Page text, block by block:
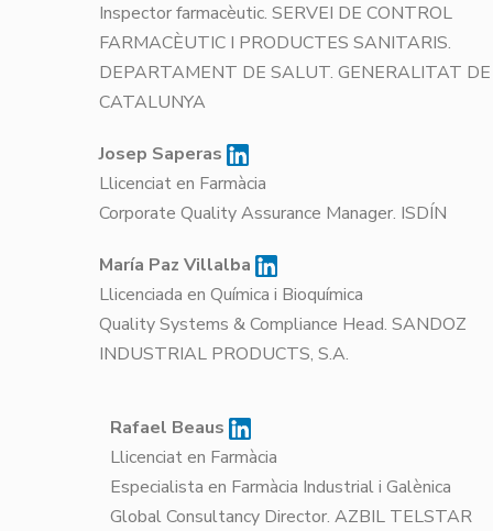
Inspector farmacèutic. SERVEI DE CONTROL
FARMACÈUTIC I PRODUCTES SANITARIS.
DEPARTAMENT DE SALUT. GENERALITAT DE
CATALUNYA
Josep Saperas
Llicenciat en Farmàcia
Corporate Quality Assurance Manager. ISDÍN
María Paz Villalba
Llicenciada en Química i Bioquímica
Quality Systems & Compliance Head. SANDOZ
INDUSTRIAL PRODUCTS, S.A.
Rafael Beaus
Llicenciat en Farmàcia
Especialista en Farmàcia Industrial i Galènica
Global Consultancy Director. AZBIL TELSTAR